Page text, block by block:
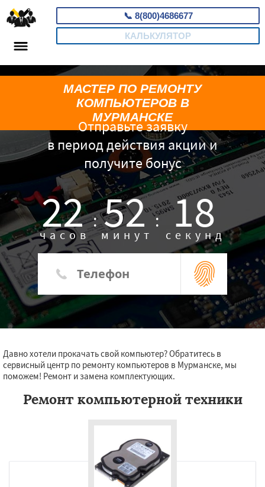
📞 8(800)4686677
КАЛЬКУЛЯТОР
Отправьте заявку
в период действия акции и
получите бонус
22 :
часов 52 :
минут 18
секунд
МАСТЕР ПО РЕМОНТУ
КОМПЬЮТЕРОВ В
МУРМАНСКЕ
Давно хотели прокачать свой компьютер? Обратитесь в
сервисный центр по ремонту компьютеров в Мурманске, мы
поможем! Ремонт и замена комплектующих.
Ремонт компьютерной техники